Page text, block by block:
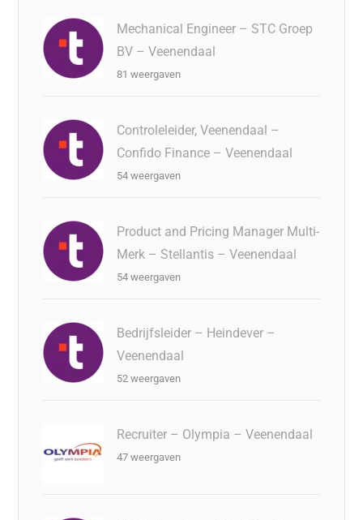
Mechanical Engineer – STC Groep
BV – Veenendaal
81 weergaven
Controleleider, Veenendaal –
Confido Finance – Veenendaal
54 weergaven
Product and Pricing Manager Multi-
Merk – Stellantis – Veenendaal
54 weergaven
Bedrijfsleider – Heindever –
Veenendaal
52 weergaven
Recruiter – Olympia – Veenendaal
47 weergaven